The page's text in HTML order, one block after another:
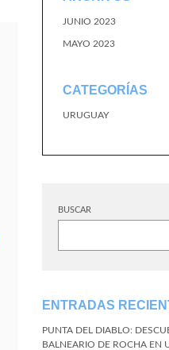
JUNIO 2023
MAYO 2023
CATEGORÍAS
URUGUAY
BUSCAR
ENTRADAS
PUNTA DEL DIABLO:
BALNEARIO DE ROCHA EN